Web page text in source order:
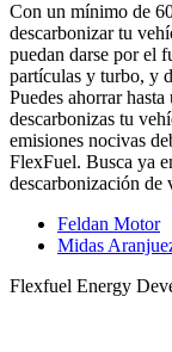
Con un mínimo de
descarbonizar tu
puedan darse por el
partículas y turbo, y
Puedes ahorrar
descarbonizas tu
emisiones nocivas
FlexFuel. Busca ya
descarbonización de
Feldan Motor
Midas
Flexfuel Energy